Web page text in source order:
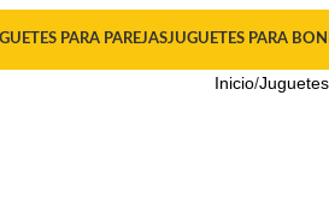
PARA PAREJASJUGUETES PARA
Inicio